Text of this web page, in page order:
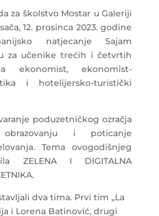
za školstvo Mostar u Galeriji
12. prosinca 2023. godine
natjecanje Sajam
za učenike trećih i četvrtih
ekonomist, ekonomist-
i hotelijersko-turistički
poduzetničkog ozračja
i poticanje
Tema ovogodišnjeg
ZELENA I DIGITALNA
dva tima. Prvi tim „La
i Lorena Batinović, drugi